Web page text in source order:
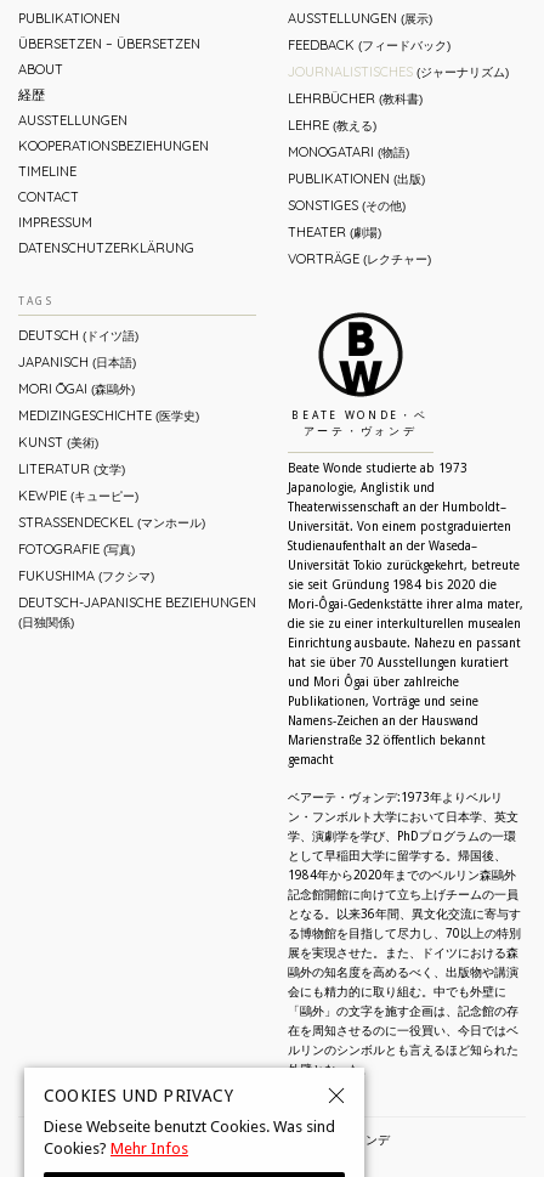
PUBLIKATIONEN
ÜBERSETZEN – ÜBERSETZEN
ABOUT
経歴
AUSSTELLUNGEN
KOOPERATIONSBEZIEHUNGEN
TIMELINE
CONTACT
IMPRESSUM
DATENSCHUTZERKLÄRUNG
AUSSTELLUNGEN (展示)
FEEDBACK (フィードバック)
JOURNALISTISCHES(ジャーナリズム)
LEHRBÜCHER (教科書)
LEHRE(教える)
MONOGATARI (物語)
PUBLIKATIONEN (出版)
SONSTIGES(その他)
THEATER (劇場)
VORTRÄGE(レクチャー)
TAGS
DEUTSCH (ドイツ語)
JAPANISCH (日本語)
MORI ŌGAI (森鷗外)
MEDIZINGESCHICHTE (医学史)
KUNST (美術)
LITERATUR (文学)
KEWPIE (キューピー)
STRASSENDECKEL (マンホール)
FOTOGRAFIE (写真)
FUKUSHIMA (フクシマ)
DEUTSCH-JAPANISCHE BEZIEHUNGEN
(日独関係)
BEATE WONDE・ベ
アーテ・ヴォンデ
Beate Wonde studierte ab 1973
Japanologie, Anglistik und
Theaterwissenschaft an der Humboldt–
Universität. Von einem postgraduierten
Studienaufenthalt an der Waseda–
Universität Tokio zurückgekehrt, betreute
sie seit Gründung 1984 bis 2020 die
Mori-Ôgai-Gedenkstätte ihrer alma mater,
die sie zu einer interkulturellen musealen
Einrichtung ausbaute. Nahezu en passant
hat sie über 70 Ausstellungen kuratiert
und Mori Ôgai über zahlreiche
Publikationen, Vorträge und seine
Namens-Zeichen an der Hauswand
Marienstraße 32 öffentlich bekannt
gemacht
ベアーテ・ヴォンデ:1973年よりベルリ
ン・フンボルト大学において日本学、英文
学、演劇学を学び、PhDプログラムの一環
として早稲田大学に留学する。帰国後、
1984年から2020年までのベルリン森鷗外
記念館開館に向けて立ち上げチームの一員
となる。以来36年間、異文化交流に寄与す
る博物館を目指して尽力し、70以上の特別
展を実現させた。また、ドイツにおける森
鷗外の知名度を高めるべく、出版物や講演
会にも精力的に取り組む。中でも外壁に
「鷗外」の文字を施す企画は、記念館の存
在を周知させるのに一役買い、今日ではベ
ルリンのシンボルとも言えるほど知られた
外壁となった。
© 2026 by Beate Wonde・ベアーテ・ヴォンデ
COOKIES UND PRIVACY
Diese Webseite benutzt Cookies. Was sind
Cookies? Mehr Infos